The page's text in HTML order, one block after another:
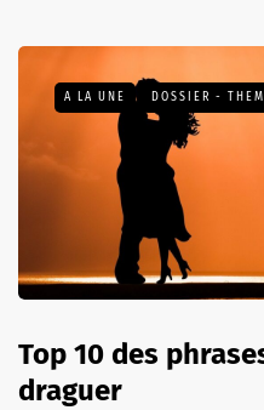
A LA UNE DOSSIER -
Top 10 des
draguer